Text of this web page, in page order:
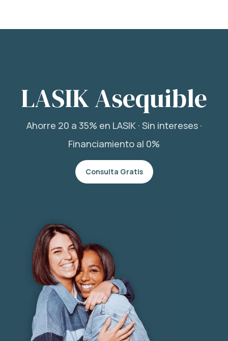
LASIK Asequible
Ahorre 20 a 35% en LASIK · Sin intereses ·
Financiamiento al 0%
Consulta Gratis